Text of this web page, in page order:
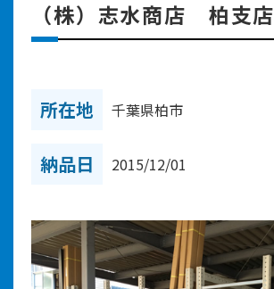
（株）志水商店 柏支店
所在地 千葉県柏市
納品日 2015/12/01